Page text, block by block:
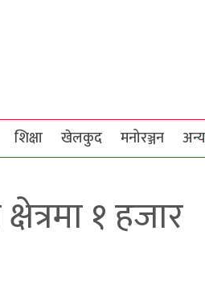
शिक्षा खेलकुद मनोरञ्जन अन्य
१ हजार